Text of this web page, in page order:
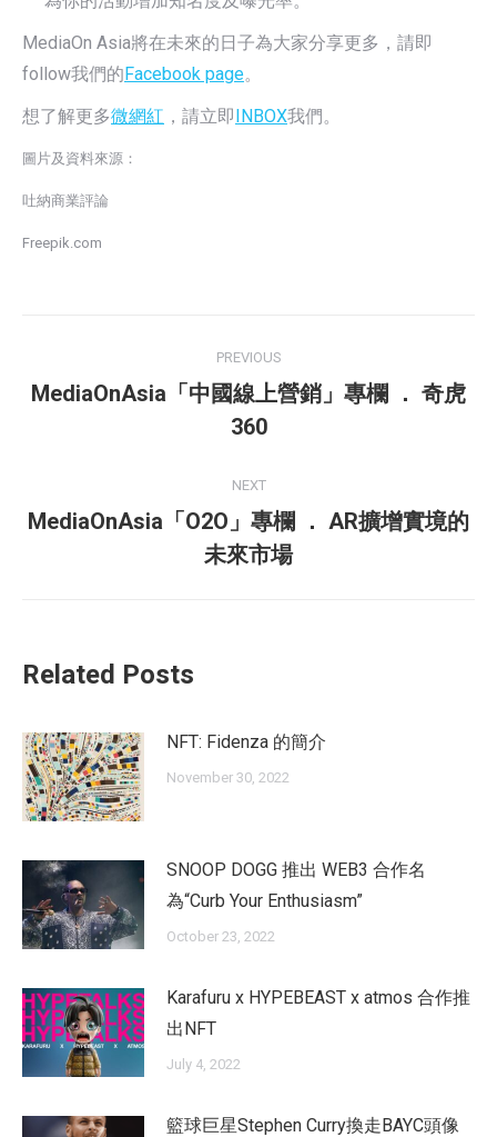
MediaOn Asia將在未來的日子為大家分享更多，請即
follow我們的Facebook page。
想了解更多微網紅 ，請立即INBOX我們。
圖片及資料來源：
吐納商業評論
Freepik.com
navigation
PREVIOUS
Previous
post:
MediaOnAsia「中國線上營銷」專欄 ． 奇虎
360
NEXT
Next
post:
MediaOnAsia「O2O」專欄 ． AR擴增實境的
未來市場
Related Posts
NFT: Fidenza 的簡介
November 30, 2022
SNOOP DOGG 推出 WEB3 合作名
為“Curb Your Enthusiasm”
October 23, 2022
Karafuru x HYPEBEAST x atmos 合作推
出NFT
July 4, 2022
籃球巨星Stephen Curry換走BAYC頭像